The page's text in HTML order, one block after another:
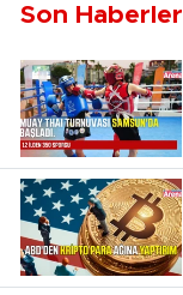
Son Haberler